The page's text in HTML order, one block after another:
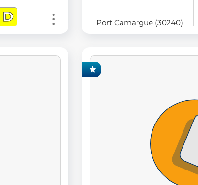
D Port Camargue (30240)